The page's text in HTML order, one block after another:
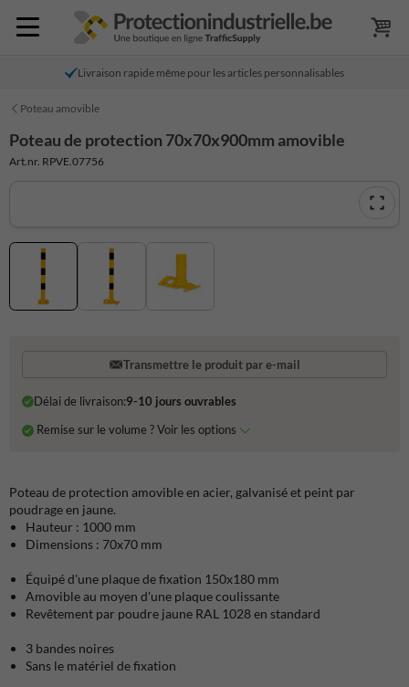
Livraison rapide même pour les articles personnalisables
Poteau amovible
Poteau de protection 70x70x900mm amovible
Art.nr. RPVE.07756
Transmettre le produit par e-mail
Délai de livraison:9-10 jours ouvrables
Remise sur le volume ? Voir les options
Poteau de protection amovible en acier, galvanisé et peint par
poudrage en jaune.
Hauteur : 1000 mm
Dimensions : 70x70 mm
Équipé d'une plaque de fixation 150x180 mm
Amovible au moyen d'une plaque coulissante
Revêtement par poudre jaune RAL 1028 en standard
3 bandes noires
Sans le matériel de fixation